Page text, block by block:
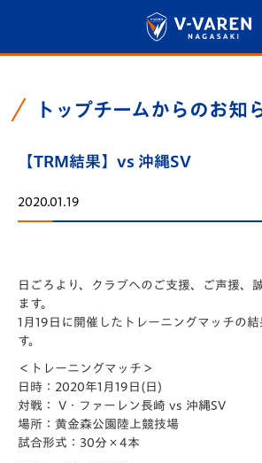
トップチームからのお知
【TRM結果】vs 沖縄SV
2020.01.19
日ごろより、クラブへのご支援、ご声援、
ます。
1月19日に開催したトレーニングマッチの
す。
＜トレーニングマッチ＞
日時：2020年1月19日(日)
対戦： V・ファーレン長崎 vs 沖縄SV
場所：黄金森公園陸上競技場
試合形式：30分×4本